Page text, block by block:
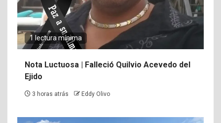
1 lectura mínima
Nota Luctuosa | Falleció Quilvio Acevedo del
Ejido
3 horas atrás Eddy Olivo